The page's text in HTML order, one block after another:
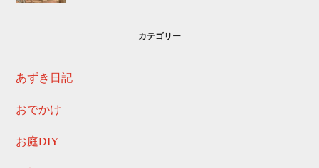
カテゴリー
あずき日記
おでかけ
お庭DIY